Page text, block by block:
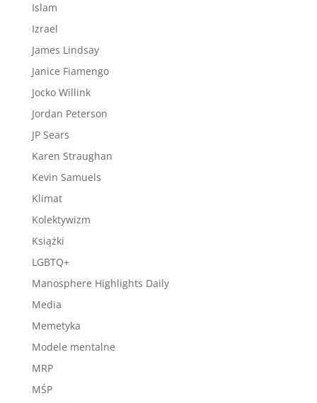
Islam
Izrael
James Lindsay
Janice Fiamengo
Jocko Willink
Jordan Peterson
JP Sears
Karen Straughan
Kevin Samuels
Klimat
Kolektywizm
Książki
LGBTQ+
Manosphere Highlights Daily
Media
Memetyka
Modele mentalne
MRP
MŚP